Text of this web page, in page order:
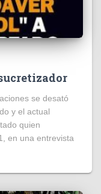
se desató
y el actual
quien
en una entrevista